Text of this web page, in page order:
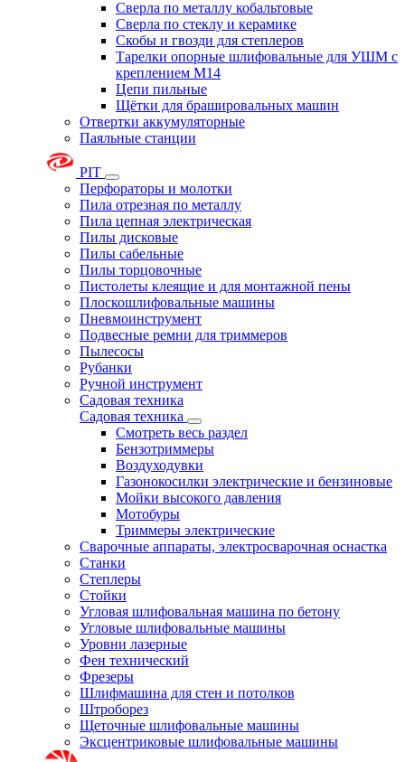
Сверла по металлу кобальтовые
Сверла по стеклу и керамике
Скобы и гвозди для степлеров
Тарелки опорные шлифовальные для УШМ с
креплением М14
Цепи пильные
Щётки для брашировальных машин
Отвертки аккумуляторные
Паяльные станции
PIT
Перфораторы и молотки
Пила отрезная по металлу
Пила цепная электрическая
Пилы дисковые
Пилы сабельные
Пилы торцовочные
Пистолеты клеящие и для монтажной пены
Плоскошлифовальные машины
Пневмоинструмент
Подвесные ремни для триммеров
Пылесосы
Рубанки
Ручной инструмент
Садовая техника
Садовая техника
Смотреть весь раздел
Бензотриммеры
Воздуходувки
Газонокосилки электрические и бензиновые
Мойки высокого давления
Мотобуры
Триммеры электрические
Сварочные аппараты, электросварочная оснастка
Станки
Степлеры
Стойки
Угловая шлифовальная машина по бетону
Угловые шлифовальные машины
Уровни лазерные
Фен технический
Фрезеры
Шлифмашина для стен и потолков
Штроборез
Щеточные шлифовальные машины
Эксцентриковые шлифовальные машины